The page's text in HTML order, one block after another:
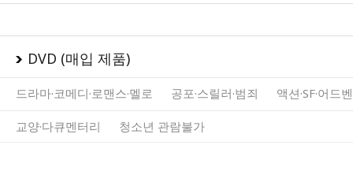
DVD (매입 제품)
드라마·코메디·로맨스·멜로 공포·스릴러·범죄 액션·SF·어드
교양·다큐멘터리 청소년 관람불가